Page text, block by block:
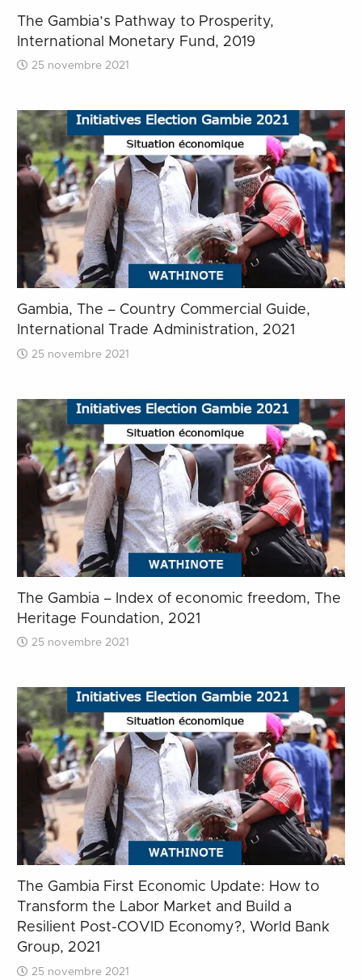
The Gambia’s Pathway to Prosperity,
International Monetary Fund, 2019
25 novembre 2021
Gambia, The – Country Commercial Guide,
International Trade Administration, 2021
25 novembre 2021
The Gambia – Index of economic freedom, The
Heritage Foundation, 2021
25 novembre 2021
The Gambia First Economic Update: How to
Transform the Labor Market and Build a
Resilient Post-COVID Economy?, World Bank
Group, 2021
25 novembre 2021